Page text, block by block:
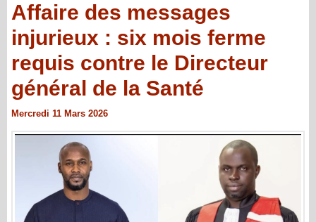
Affaire des messages
injurieux : six mois ferme
requis contre le Directeur
général de la Santé
Mercredi 11 Mars 2026